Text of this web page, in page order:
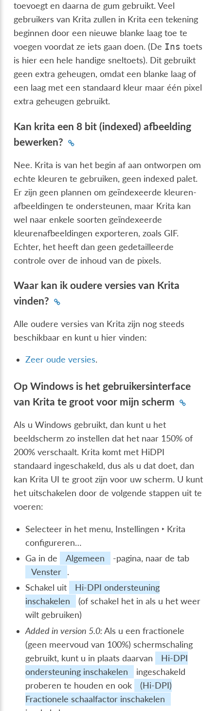
toevoegt en daarna de gum gebruikt. Veel
gebruikers van Krita zullen in Krita een tekening
beginnen door een nieuwe blanke laag toe te
voegen voordat ze iets gaan doen. (De Ins toets
is hier een hele handige sneltoets). Dit gebruikt
geen extra geheugen, omdat een blanke laag of
een laag met een standaard kleur maar één pixel
extra geheugen gebruikt.
Kan krita een 8 bit (indexed) afbeelding
bewerken?
Nee. Krita is van het begin af aan ontworpen om
echte kleuren te gebruiken, geen indexed palet.
Er zijn geen plannen om geïndexeerde kleuren-
afbeeldingen te ondersteunen, maar Krita kan
wel naar enkele soorten geïndexeerde
kleurenafbeeldingen exporteren, zoals GIF.
Echter, het heeft dan geen gedetailleerde
controle over de inhoud van de pixels.
Waar kan ik oudere versies van Krita
vinden?
Alle oudere versies van Krita zijn nog steeds
beschikbaar en kunt u hier vinden:
Zeer oude versies.
Op Windows is het gebruikersinterface
van Krita te groot voor mijn scherm
Als u Windows gebruikt, dan kunt u het
beeldscherm zo instellen dat het naar 150% of
200% verschaalt. Krita komt met HiDPI
standaard ingeschakeld, dus als u dat doet, dan
kan Krita UI te groot zijn voor uw scherm. U kunt
het uitschakelen door de volgende stappen uit te
voeren:
Selecteer in het menu, Instellingen ‣ Krita
configureren…
Ga in de
Algemeen
-pagina, naar de tab
Venster
.
Schakel uit
Hi-DPI ondersteuning
inschakelen
(of schakel het in als u het weer
wilt gebruiken)
Added in version 5.0:Als u een fractionele
(geen meervoud van 100%) schermschaling
gebruikt, kunt u in plaats daarvan
Hi-DPI
ondersteuning inschakelen
ingeschakeld
proberen te houden en ook
(Hi-DPI)
Fractionele schaalfactor inschakelen